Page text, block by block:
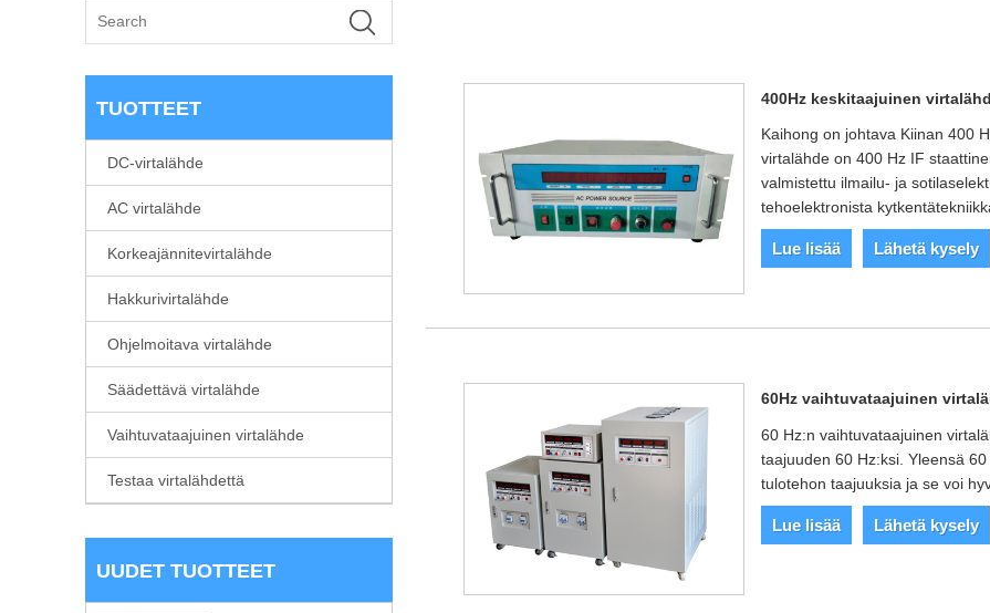
TUOTTEET
DC-virtalähde
AC virtalähde
Korkeajännitevirtalähde
Hakkurivirtalähde
Ohjelmoitava virtalähde
Säädettävä virtalähde
Vaihtuvataajuinen virtalähde
Testaa virtalähdettä
UUDET TUOTTEET
400Hz keskitaajuinen
Kaihong on johtava Kiinan 400
virtalähde on 400 Hz IF
valmistettu ilmailu- ja
tehoelektronista
Lue lisää Lähetä kysely
60Hz vaihtuvataajuinen
60 Hz:n vaihtuvataajuinen
taajuuden 60 Hz:ksi. Yleensä
tulotehon taajuuksia ja se voi
Lue lisää Lähetä kysely